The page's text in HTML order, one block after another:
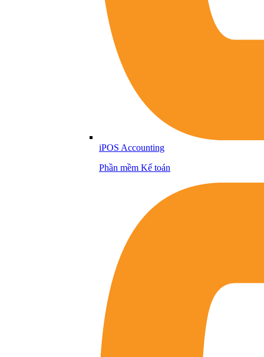
iPOS Accounting
Phần mềm Kế toán